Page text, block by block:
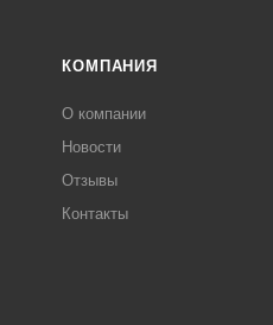
КОМПАНИЯ
О компании
Новости
Отзывы
Контакты